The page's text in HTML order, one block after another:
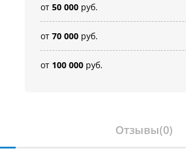
от50 000 руб.
от70 000 руб.
от 100 000 руб.
Отзывы(0)